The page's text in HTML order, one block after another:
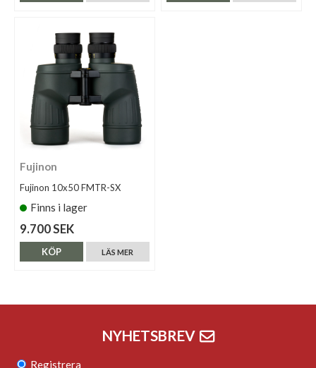
Fujinon
Fujinon 10x50 FMTR-SX
Finns i lager
9.700 SEK
LÄS MER
KÖP
NYHETSBREV
Registrera